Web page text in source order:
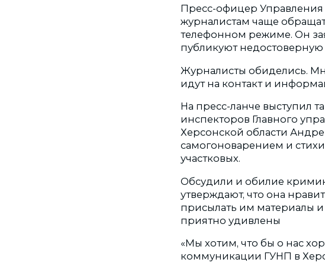
Пресс-офицер
журналистам чаще
телефонном режиме. Он
публикуют
Журналисты обиделись.
идут на контакт и
На пресс-ланче выступил
инспекторов Главного
Херсонской области
самогоноварением и
участковых.
Обсудили и обилие
утверждают, что она
присылать им материалы
приятно удивлены
«Мы хотим, что бы о нас
коммуникации ГУНП в